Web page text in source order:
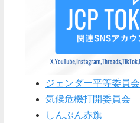
ジェンダー平等委員会
気候危機打開委員会
しんぶん赤旗